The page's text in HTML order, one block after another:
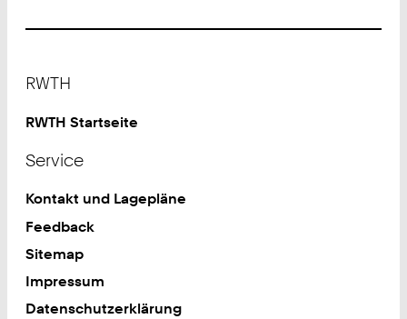
RWTH
RWTH Startseite
Service
Kontakt und Lagepläne
Feedback
Sitemap
Impressum
Datenschutzerklärung